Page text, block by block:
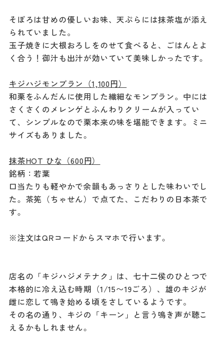
そぼろは甘めの優しいお味、天ぷらには抹茶塩が添え
られていました。
玉子焼きに大根おろしをのせて食べると、ごはんとよ
く合う！御汁も出汁が効いていて美味しかったです。
キジハジモンブラン（1,100円）
和栗をふんだんに使用した繊細なモンブラン。中には
さくさくのメレンゲとふんわりクリームが入ってい
て、シンプルなので栗本来の味を堪能できます。ミニ
サイズもありました。
抹茶HOT ひな（600円）
銘柄：若葉
口当たりも軽やかで余韻もあっさりとした味わいでし
た。茶筅（ちゃせん）で点てた、こだわりの日本茶で
す。
※注文はQRコードからスマホで行います。
店名の「キジハジメテナク」は、七十二侯のひとつで
本格的に冷え込む時期（1/15〜19ごろ）、雄のキジが
雌に恋して鳴き始める頃をさしているようです。
その名の通り、キジの「キーン」と言う鳴き声が聴こ
えるかもしれません。